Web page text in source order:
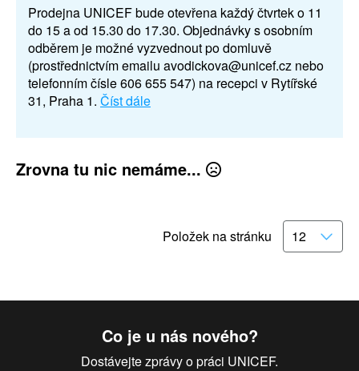
Prodejna UNICEF bude otevřena každý čtvrtek o 11
do 15 a od 15.30 do 17.30. Objednávky s osobním
odběrem je možné vyzvednout po domluvě
(prostřednictvím emailu avodickova@unicef.cz nebo
telefonním čísle 606 655 547) na recepci v Rytířské
31, Praha 1. Číst dále
Zrovna tu nic nemáme...
Položek na stránku
Co je u nás nového?
Dostávejte zprávy o práci UNICEF.